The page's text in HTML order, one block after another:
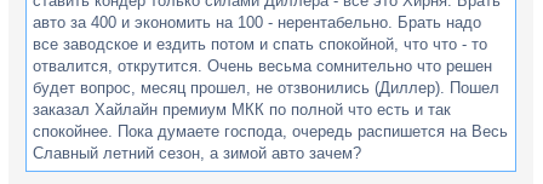
авто за 400 и экономить на 100 - нерентабельно. Брать надо
все заводское и ездить потом и спать спокойной, что что - то
отвалится, открутится. Очень весьма сомнительно что решен
будет вопрос, месяц прошел, не отзвонились (Диллер). Пошел
заказал Хайлайн премиум МКК по полной что есть и так
спокойнее. Пока думаете господа, очередь распишется на Весь
Славный летний сезон, а зимой авто зачем?